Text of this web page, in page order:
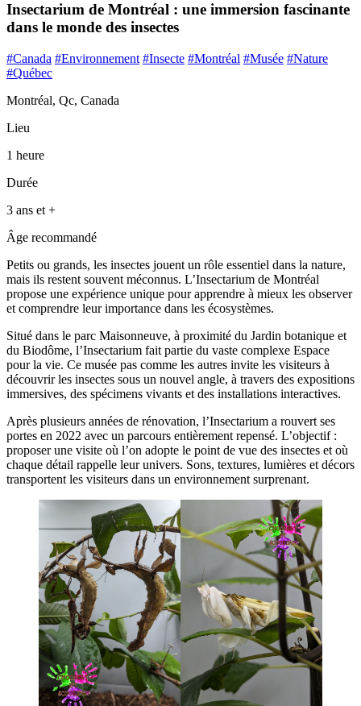
Insectarium de Montréal : une immersion fascinante
dans le monde des insectes
#Canada #Environnement #Insecte #Montréal #Musée #Nature
#Québec
Montréal, Qc, Canada
Lieu
1 heure
Durée
3 ans et +
Âge recommandé
Petits ou grands, les insectes jouent un rôle essentiel dans la nature,
mais ils restent souvent méconnus. L’Insectarium de Montréal
propose une expérience unique pour apprendre à mieux les observer
et comprendre leur importance dans les écosystèmes.
Situé dans le parc Maisonneuve, à proximité du Jardin botanique et
du Biodôme, l’Insectarium fait partie du vaste complexe Espace
pour la vie. Ce musée pas comme les autres invite les visiteurs à
découvrir les insectes sous un nouvel angle, à travers des expositions
immersives, des spécimens vivants et des installations interactives.
Après plusieurs années de rénovation, l’Insectarium a rouvert ses
portes en 2022 avec un parcours entièrement repensé. L’objectif :
proposer une visite où l’on adopte le point de vue des insectes et où
chaque détail rappelle leur univers. Sons, textures, lumières et décors
transportent les visiteurs dans un environnement surprenant.